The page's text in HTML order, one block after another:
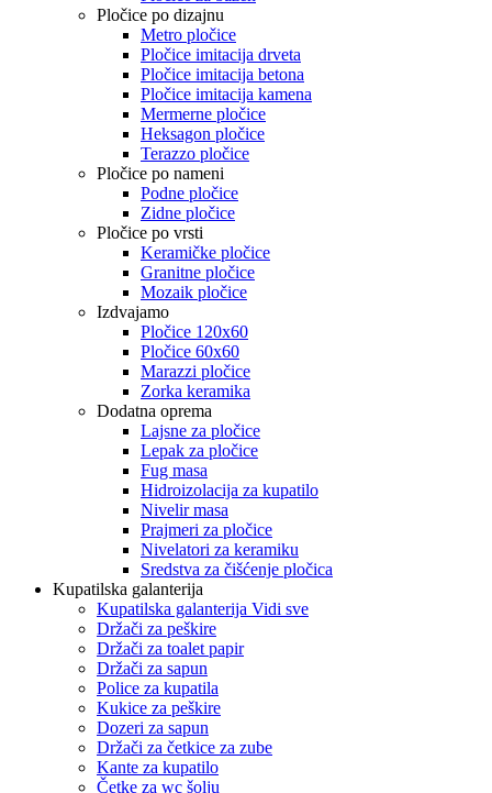
Pločice po dizajnu
Metro pločice
Pločice imitacija drveta
Pločice imitacija betona
Pločice imitacija kamena
Mermerne pločice
Heksagon pločice
Terazzo pločice
Pločice po nameni
Podne pločice
Zidne pločice
Pločice po vrsti
Keramičke pločice
Granitne pločice
Mozaik pločice
Izdvajamo
Pločice 120x60
Pločice 60x60
Marazzi pločice
Zorka keramika
Dodatna oprema
Lajsne za pločice
Lepak za pločice
Fug masa
Hidroizolacija za kupatilo
Nivelir masa
Prajmeri za pločice
Nivelatori za keramiku
Sredstva za čišćenje pločica
Kupatilska galanterija
Kupatilska galanterija Vidi sve
Držači za peškire
Držači za toalet papir
Držači za sapun
Police za kupatila
Kukice za peškire
Dozeri za sapun
Držači za četkice za zube
Kante za kupatilo
Četke za wc šolju